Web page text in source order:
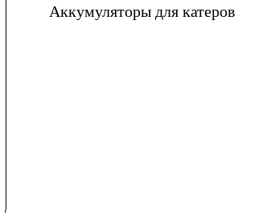
Аккумуляторы для катеров